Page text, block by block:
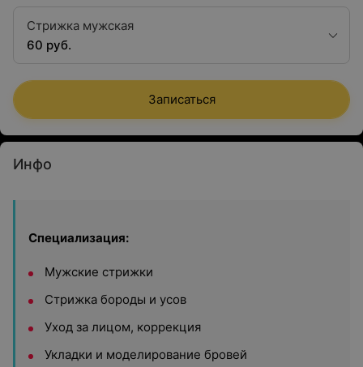
Стрижка мужская
60 руб.
Записаться
Инфо
Специализация:
Мужские стрижки
Стрижка бороды и усов
Уход за лицом, коррекция
Укладки и моделирование бровей